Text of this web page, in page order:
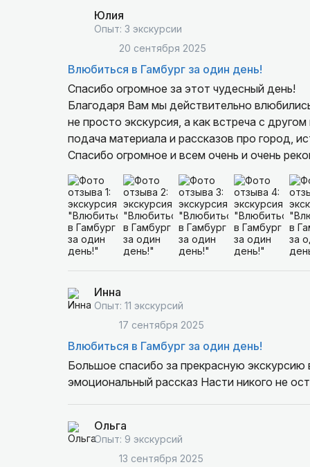
Юлия
Опыт: 3 экскурсии
20 сентября 2025
Влюбиться в Гамбург за один день!
Спасибо огромное за этот чудесный день!
Благодаря Вам мы действительно
не просто экскурсия, а как встреча с
подача материала и рассказов про город,
Спасибо огромное и всем очень и очень
Инна
Опыт: 11 экскурсий
17 сентября 2025
Влюбиться в Гамбург за один день!
Большое спасибо за прекрасную экскурсию
эмоциональный рассказ Насти никого не
Ольга
Опыт: 9 экскурсий
13 сентября 2025